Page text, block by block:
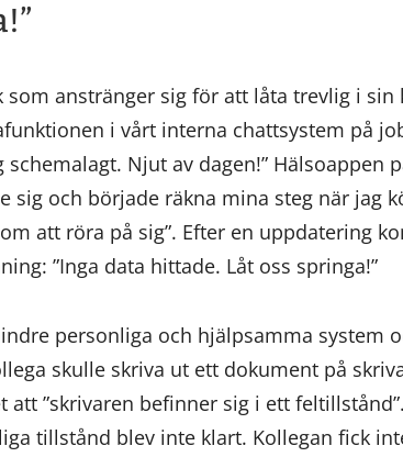
som anstränger sig för att låta trevlig i
i vårt interna chattsystem på
schemalagt. Njut av dagen!” Hälsoappen
sig och började räkna mina steg när jag
att röra på sig”. Efter en uppdatering
”Inga data hittade. Låt oss springa!”
personliga och hjälpsamma system
skulle skriva ut ett dokument på
att ”skrivaren befinner sig i ett
tillstånd blev inte klart. Kollegan fick